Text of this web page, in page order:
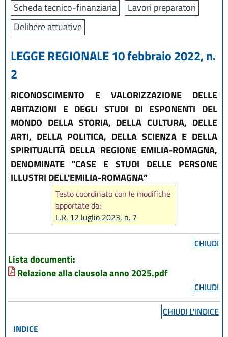
Scheda tecnico-finanziaria
Lavori preparatori
Delibere attuative
LEGGE REGIONALE 10 febbraio 2022, n.
2
RICONOSCIMENTO E VALORIZZAZIONE DELLE
ABITAZIONI E DEGLI STUDI DI ESPONENTI DEL
MONDO DELLA STORIA, DELLA CULTURA, DELLE
ARTI, DELLA POLITICA, DELLA SCIENZA E DELLA
SPIRITUALITÀ DELLA REGIONE EMILIA-ROMAGNA,
DENOMINATE "CASE E STUDI DELLE PERSONE
ILLUSTRI DELL'EMILIA-ROMAGNA”
Testo coordinato con le modifiche
apportate da:
L.R. 12 luglio 2023, n. 7
CHIUDI
Lista documenti:
Relazione alla clausola anno 2025.pdf
CHIUDI
CHIUDI L'INDICE
INDICE